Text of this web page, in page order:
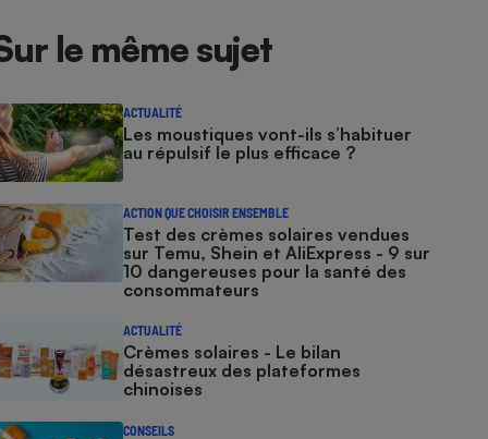
le même sujet
ACTUALITÉ
Les moustiques vont-ils s’habituer
au répulsif le plus efficace ?
ACTION QUE CHOISIR ENSEMBLE
Test des crèmes solaires vendues
sur Temu, Shein et AliExpress - 9 sur
10 dangereuses pour la santé des
consommateurs
ACTUALITÉ
Crèmes solaires - Le bilan
désastreux des plateformes
chinoises
CONSEILS